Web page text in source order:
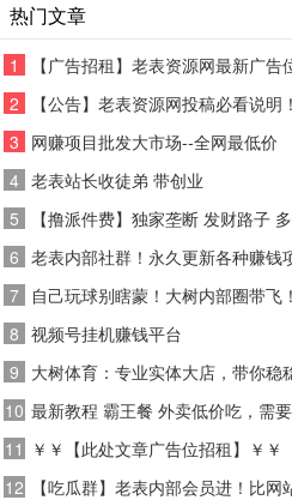
热门文章
1
【广告招租】老表资源网最新广告
2
【公告】老表资源网投稿必看说明！
3 网赚项目批发大市场--全网最低价
4 老表站长收徒弟 带创业
5
【撸派件费】独家垄断 发财路子
6 老表内部社群！永久更新各种赚钱
7 自己玩球别瞎蒙！大树内部圈带飞！
8 视频号挂机赚钱平台
9 大树体育：专业实体大店，带你稳
10 最新教程 霸王餐 外卖低价吃，需要给
11 ￥￥【此处文章广告位招租】￥￥
12
【吃瓜群】老表内部会员进！比网站更